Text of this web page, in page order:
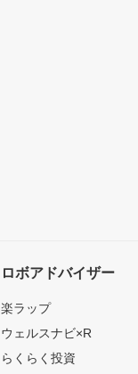
ロボアドバイザー
楽ラップ
ウェルスナビ×R
らくらく投資